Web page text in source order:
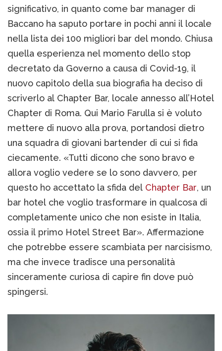
significativo, in quanto come bar manager di
Baccano ha saputo portare in pochi anni il locale
nella lista dei 100 migliori bar del mondo. Chiusa
quella esperienza nel momento dello stop
decretato da Governo a causa di Covid-19, il
nuovo capitolo della sua biografia ha deciso di
scriverlo al Chapter Bar, locale annesso all’Hotel
Chapter di Roma. Qui Mario Farulla si è voluto
mettere di nuovo alla prova, portandosi dietro
una squadra di giovani bartender di cui si fida
ciecamente. «Tutti dicono che sono bravo e
allora voglio vedere se lo sono davvero, per
questo ho accettato la sfida del Chapter Bar, un
bar hotel che voglio trasformare in qualcosa di
completamente unico che non esiste in Italia,
ossia il primo Hotel Street Bar». Affermazione
che potrebbe essere scambiata per narcisismo,
ma che invece tradisce una personalità
sinceramente curiosa di capire fin dove può
spingersi.